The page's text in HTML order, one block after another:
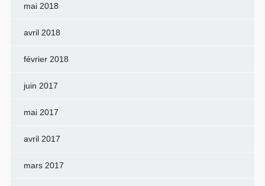
mai 2018
avril 2018
février 2018
juin 2017
mai 2017
avril 2017
mars 2017